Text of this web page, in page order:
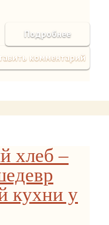
Подробнее
комментарий
хлеб –
кухни у